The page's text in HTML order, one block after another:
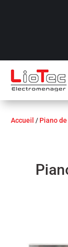
Accueil / Piano